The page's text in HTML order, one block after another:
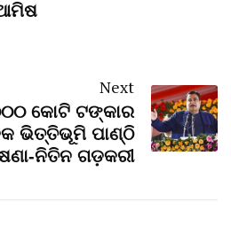
Next
କୋଟି ଟଙ୍କାର
ଭିତ୍ତିଭୂମି ପାଣ୍ଠି
ନିତିନ ଗଡ଼କରୀ